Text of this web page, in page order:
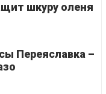
шкуру оленя
Переяславка –